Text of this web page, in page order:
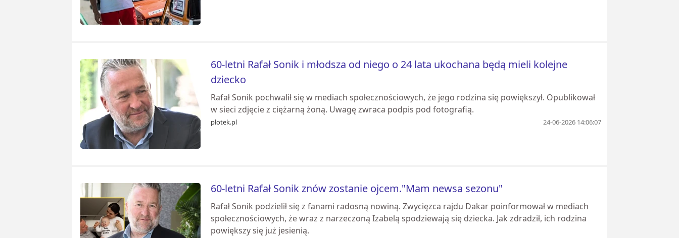
60-letni Rafał Sonik i młodsza od niego o 24 lata ukochana będą mieli kolejne
dziecko
Rafał Sonik pochwalił się w mediach społecznościowych, że jego rodzina się powiększył. Opublikował
w sieci zdjęcie z ciężarną żoną. Uwagę zwraca podpis pod fotografią.
plotek.pl 24-06-2026 14:06:07
60-letni Rafał Sonik znów zostanie ojcem."Mam newsa sezonu"
Rafał Sonik podzielił się z fanami radosną nowiną. Zwycięzca rajdu Dakar poinformował w mediach
społecznościowych, że wraz z narzeczoną Izabelą spodziewają się dziecka. Jak zdradził, ich rodzina
powiększy się już jesienią.